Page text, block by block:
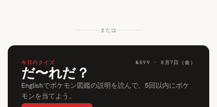
または
今日のクイズ №099 · 8月7日（金）
だ〜れだ？
Englishでポケモン図鑑の説明を読んで、5回以内にポケ
モンを当てよう。